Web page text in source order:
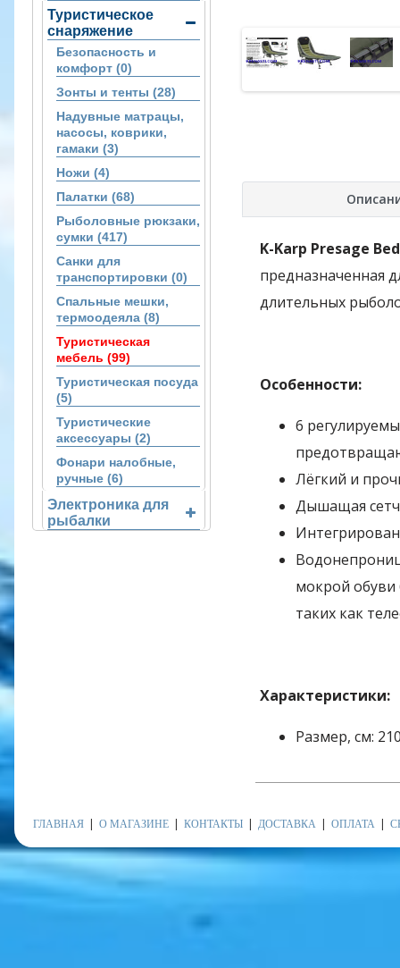
Туристическое
снаряжение
Безопасность и
комфорт (0)
Зонты и тенты (28)
Надувные матрацы,
насосы, коврики,
гамаки (3)
Ножи (4)
Палатки (68)
Рыболовные рюкзаки,
сумки (417)
Санки для
транспортировки (0)
Спальные мешки,
термоодеяла (8)
Туристическая
мебель (99)
Туристическая посуда
(5)
Туристические
аксессуары (2)
Фонари налобные,
ручные (6)
Электроника для
рыбалки
K-Karp Presage
предназначенная
длительных
Особенности:​
6
Лёгкий и
Дышащая
мокрой обуви
таких как
Характеристики:
Размер, см:
ГЛАВНАЯ О МАГАЗИНЕ КОНТАКТЫ ДОСТАВКА ОПЛАТА